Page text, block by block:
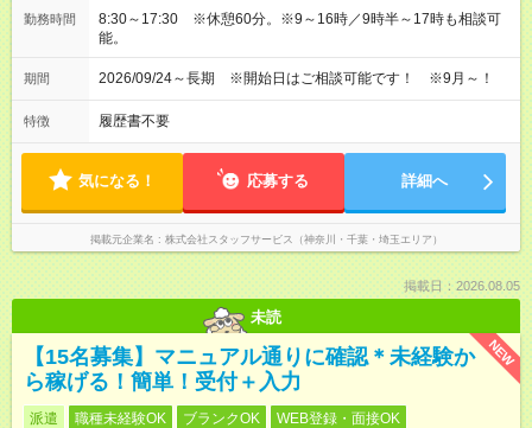
勤務時間
8:30～17:30 ※休憩60分。※9～16時／9時半～17時も相談可
能。
期間 2026/09/24～長期 ※開始日はご相談可能です！ ※9月～！
特徴 履歴書不要
気になる！ 応募する 詳細へ
掲載元企業名 株式会社スタッフサービス（神奈川・千葉・埼玉エリア）
掲載日：2026.08.05
未読
NEW
【15名募集】マニュアル通りに確認＊未経験か
ら稼げる！簡単！受付＋入力
派遣 職種未経験OK ブランクOK WEB登録・面接OK